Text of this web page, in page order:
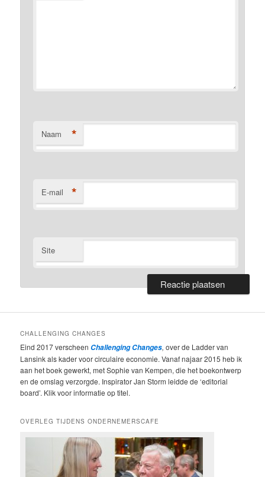
Naam *
E-mail *
Site
CHALLENGING CHANGES
Eind 2017 verscheen Challenging Changes, over de Ladder van
Lansink als kader voor circulaire economie. Vanaf najaar 2015 heb ik
aan het boek gewerkt, met Sophie van Kempen, die het boekontwerp
en de omslag verzorgde. Inspirator Jan Storm leidde de ‘editorial
board’. Klik voor informatie op titel.
OVERLEG TIJDENS ONDERNEMERSCAFE